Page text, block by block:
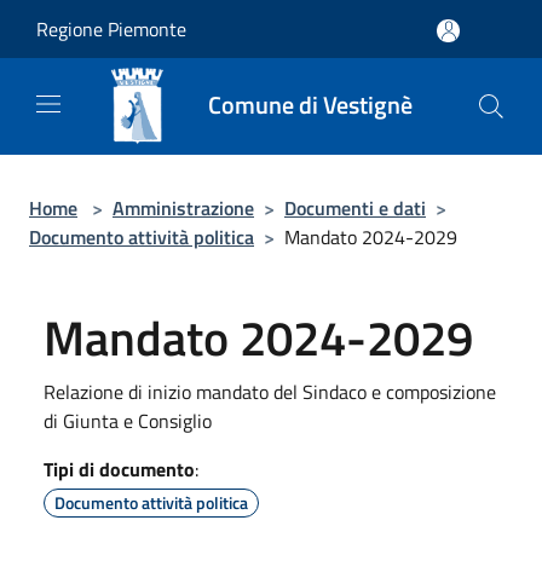
Regione Piemonte
Comune di Vestignè
Home > Amministrazione > Documenti e dati >
Documento attività politica > Mandato 2024-2029
Mandato 2024-2029
Relazione di inizio mandato del Sindaco e composizione
di Giunta e Consiglio
Tipi di documento:
Documento attività politica